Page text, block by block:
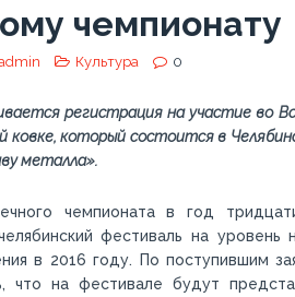
чемпионату
Культура 0
регистрация на участие во
ковке, который состоится в
металла».
чемпионата в год
фестиваль на уровень
в 2016 году. По поступившим
что на фестивале будут